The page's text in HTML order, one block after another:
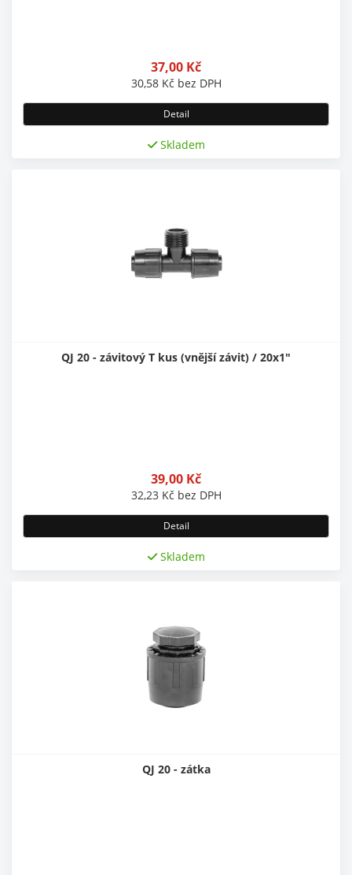
37,00 Kč
30,58 Kč bez DPH
Detail
Skladem
QJ 20 - závitový T kus (vnější závit) / 20x1"
39,00 Kč
32,23 Kč bez DPH
Detail
Skladem
QJ 20 - zátka